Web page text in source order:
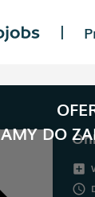
|
DO
add_box
schedule